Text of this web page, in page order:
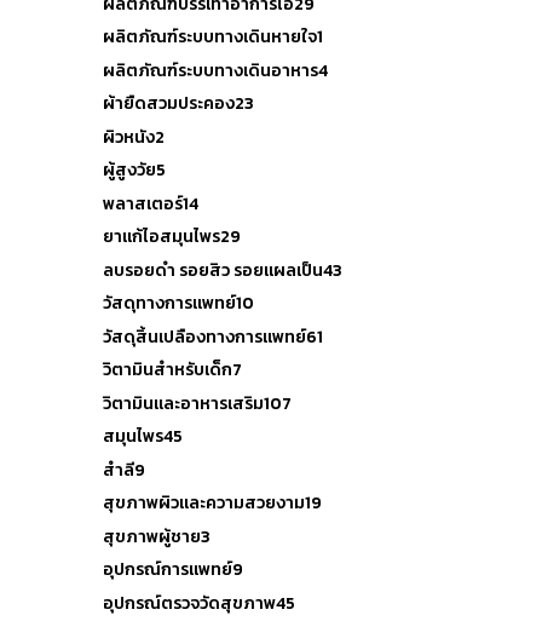
ผลิตภัณฑ์ระบบทางเดินหายใจ1
ผลิตภัณฑ์ระบบทางเดินอาหาร4
ผ้ายืดสวมประคอง23
ผิวหนัง2
ผู้สูงวัย5
พลาสเตอร์14
ยาแก้ไอสมุนไพร29
ลบรอยดำ รอยสิว รอยแผลเป็น43
วัสดุทางการแพทย์10
วัสดุสิ้นเปลืองทางการแพทย์61
วิตามินสำหรับเด็ก7
วิตามินและอาหารเสริม107
สมุนไพร45
สำลี9
สุขภาพผิวและความสวยงาม19
สุขภาพผู้ชาย3
อุปกรณ์การแพทย์9
อุปกรณ์ตรวจวัดสุขภาพ45